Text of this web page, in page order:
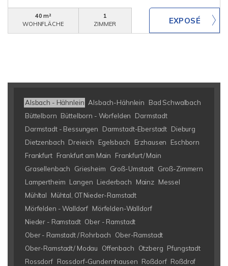
40 m²
WOHNFLÄCHE
1
ZIMMER
Alsbach - Hähnlein Alsbach-Hähnlein
Bad Schwalbach
Büttelborn Büttelborn - Worfelden
Darmstadt
Darmstadt - Bessungen
Darmstadt-Eberstadt Dieburg
Dietzenbach Dreieich Egelsbach Erzhausen
Eschborn
Frankfurt Frankfurt am Main
Frankfurt/ Main
Grasellenbach
Griesheim Groß-Umstadt Groß-Zimmern
Lampertheim Langen Liederbach Mainz Messel
Mühltal
Mühtal, OT Nieder-Ramstadt
Mörfelden - Walldorf Mörfelden-Walldorf
Nieder - Ramstadt Ober - Ramstadt
Ober - Ramstadt / Rohrbach
Ober-Ramstadt
Ober-Ramstadt/ Modau
Offenbach Otzberg Pfungstadt
Rossdorf Rossdorf-Gundernhausen Roßdorf Roßdrof